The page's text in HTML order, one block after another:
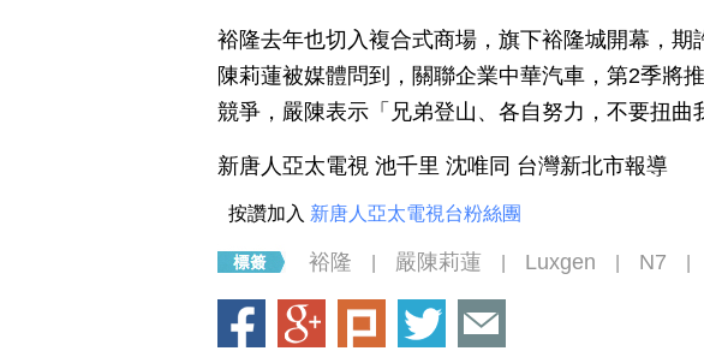
裕隆去年也切入複合式商場，旗下裕隆城開幕，期
陳莉蓮被媒體問到，關聯企業中華汽車，第2季將
競爭，嚴陳表示「兄弟登山、各自努力，不要扭曲
新唐人亞太電視 池千里 沈唯同 台灣新北市報導
按讚加入 新唐人亞太電視台粉絲團
裕隆 嚴陳莉蓮 Luxgen N7